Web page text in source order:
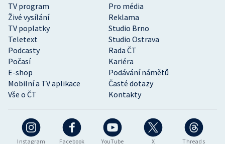
Instagram Facebook YouTube X Threads
TV program
Pro média
Živé vysílání
Reklama
TV poplatky
Studio Brno
Teletext
Studio Ostrava
Podcasty
Rada ČT
Počasí
Kariéra
E-shop
Podávání námětů
Mobilní a TV aplikace
Časté dotazy
Vše o ČT
Kontakty